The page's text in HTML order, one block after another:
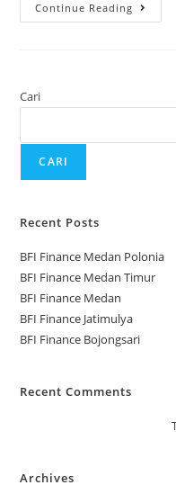
Continue Reading
Cari
CARI
Recent Posts
BFI Finance Medan Polonia
BFI Finance Medan Timur
BFI Finance Medan
BFI Finance Jatimulya
BFI Finance Bojongsari
Recent Comments
Archives